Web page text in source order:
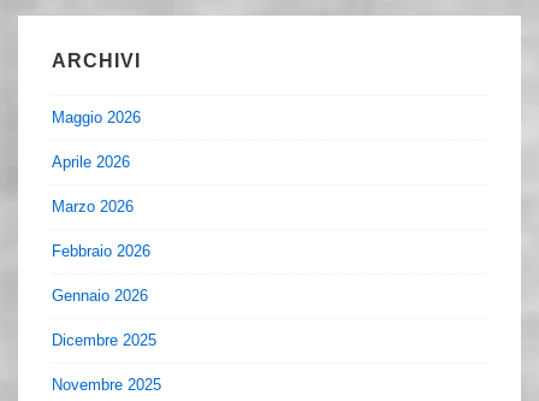
ARCHIVI
Maggio 2026
Aprile 2026
Marzo 2026
Febbraio 2026
Gennaio 2026
Dicembre 2025
Novembre 2025